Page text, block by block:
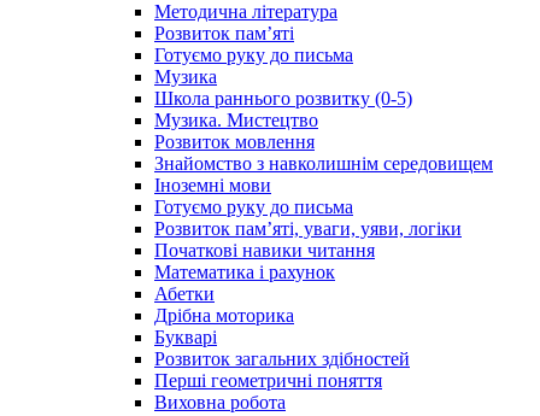
Методична література
Розвиток пам’яті
Готуємо руку до письма
Музика
Школа раннього розвитку (0-5)
Музика. Мистецтво
Розвиток мовлення
Знайомство з навколишнім середовищем
Іноземні мови
Готуємо руку до письма
Розвиток пам’яті, уваги, уяви, логіки
Початкові навики читання
Математика і рахунок
Абетки
Дрібна моторика
Букварі
Розвиток загальних здібностей
Перші геометричні поняття
Виховна робота